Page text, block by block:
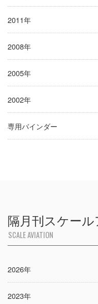
2011年
2008年
2005年
2002年
専用バインダー
隔月刊スケー
SCALE AVIATION
2026年
2023年